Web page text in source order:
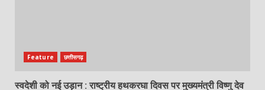
Feature छत्तीसगढ़
स्वदेशी को नई उड़ान : राष्ट्रीय हथकरघा दिवस पर मुख्यमंत्री विष्णु देव